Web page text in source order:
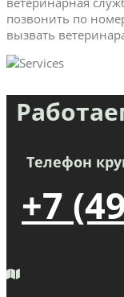
позвонить по
вызвать
Телефон
+7